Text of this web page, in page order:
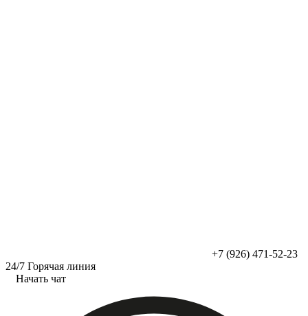
+7 (926) 471-52-23
24/7 Горячая линия
Начать чат